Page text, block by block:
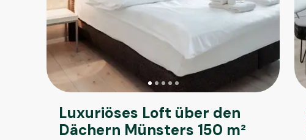
Luxuriöses Loft über den
Dächern Münsters 150 m²